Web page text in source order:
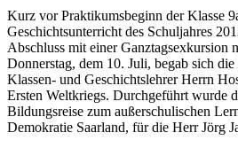
Kurz vor Praktikumsbeginn der Klasse
Geschichtsunterricht des Schuljahres
Abschluss mit einer Ganztagsexkursion
Donnerstag, dem 10. Juli, begab sich
Klassen- und Geschichtslehrer Herrn
Ersten Weltkriegs. Durchgeführt wurde
Bildungsreise zum außerschulischen
Demokratie Saarland, für die Herr Jörg